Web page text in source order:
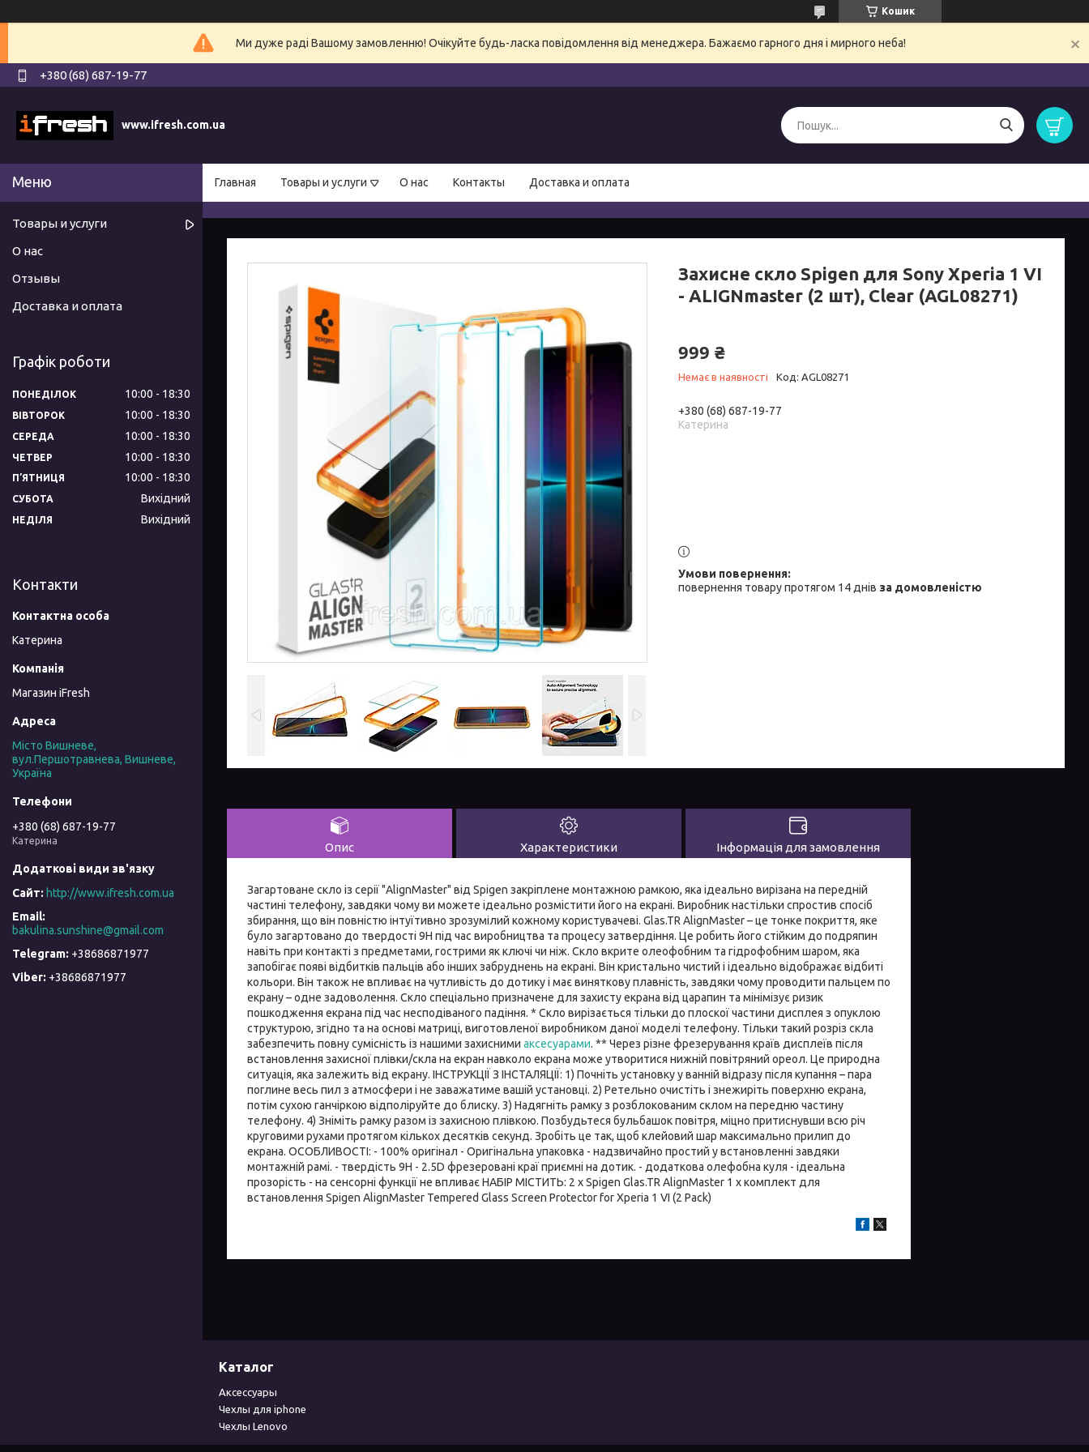
Кошик
Ми дуже раді Вашому замовленню! Очікуйте будь-ласка повідомлення від менеджера. Бажаємо гарного дня і мирного неба!
+380 (68) 687-19-77
www.ifresh.com.ua
Главная Товары и услуги О нас Контакты Доставка и оплата
Захисне скло Spigen для Sony Xperia 1 VI
- ALIGNmaster (2 шт), Clear (AGL08271)
999 ₴
Немає в наявності Код: AGL08271
+380 (68) 687-19-77
Катерина
повернення товару протягом 14 днів за домовленістю
Опис Характеристики Інформація для замовлення
Загартоване скло із серії "AlignMaster" від Spigen закріплене монтажною рамкою, яка ідеально вирізана на передній
частині телефону, завдяки чому ви можете ідеально розмістити його на екрані. Виробник настільки спростив спосіб
збирання, що він повністю інтуїтивно зрозумілий кожному користувачеві. Glas.TR AlignMaster – це тонке покриття, яке
було загартовано до твердості 9H під час виробництва та процесу затвердіння. Це робить його стійким до подряпин
навіть при контакті з предметами, гострими як ключі чи ніж. Скло вкрите олеофобним та гідрофобним шаром, яка
запобігає появі відбитків пальців або інших забруднень на екрані. Він кристально чистий і ідеально відображає відбиті
кольори. Він також не впливає на чутливість до дотику і має виняткову плавність, завдяки чому проводити пальцем по
екрану – одне задоволення. Скло спеціально призначене для захисту екрана від царапин та мінімізує ризик
пошкодження екрана під час несподіваного падіння. * Скло вирізається тільки до плоскої частини дисплея з опуклою
структурою, згідно та на основі матриці, виготовленої виробником даної моделі телефону. Тільки такий розріз скла
забезпечить повну сумісність із нашими захисними аксесуарами. ** Через різне фрезерування країв дисплеїв після
встановлення захисної плівки/скла на екран навколо екрана може утворитися нижній повітряний ореол. Це природна
ситуація, яка залежить від екрану. ІНСТРУКЦІЇ З ІНСТАЛЯЦІЇ: 1) Почніть установку у ванній відразу після купання – пара
поглине весь пил з атмосфери і не заважатиме вашій установці. 2) Ретельно очистіть і знежиріть поверхню екрана,
потім сухою ганчіркою відполіруйте до блиску. 3) Надягніть рамку з розблокованим склом на передню частину
телефону. 4) Зніміть рамку разом із захисною плівкою. Позбудьтеся бульбашок повітря, міцно притиснувши всю річ
круговими рухами протягом кількох десятків секунд. Зробіть це так, щоб клейовий шар максимально прилип до
екрана. ОСОБЛИВОСТІ: - 100% оригінал - Оригінальна упаковка - надзвичайно простий у встановленні завдяки
монтажній рамі. - твердість 9H - 2.5D фрезеровані краї приємні на дотик. - додаткова олефобна куля - ідеальна
прозорість - на сенсорні функції не впливає НАБІР МІСТИТЬ: 2 x Spigen Glas.TR AlignMaster 1 x комплект для
встановлення Spigen AlignMaster Tempered Glass Screen Protector for Xperia 1 VI (2 Pack)
Товары и услуги
О нас
Отзывы
Доставка и оплата
Графік роботи
ПОНЕДІЛОК 10:00 18:30
ВІВТОРОК 10:00 18:30
СЕРЕДА 10:00 18:30
ЧЕТВЕР 10:00 18:30
ПʼЯТНИЦЯ 10:00 18:30
СУБОТА Вихідний
НЕДІЛЯ Вихідний
Контакти
Катерина
Магазин iFresh
Місто Вишневе,
вул.Першотравнева, Вишневе,
Україна
+380 (68) 687-19-77
Катерина
http://www.ifresh.com.ua
bakulina.sunshine@gmail.com
+38686871977
+38686871977
Каталог
Аксессуары
Чехлы для iphone
Чехлы Lenovo